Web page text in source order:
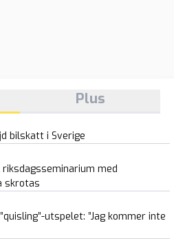
Plus
bilskatt i Sverige
med
skrotas
utspelet: ”Jag kommer inte